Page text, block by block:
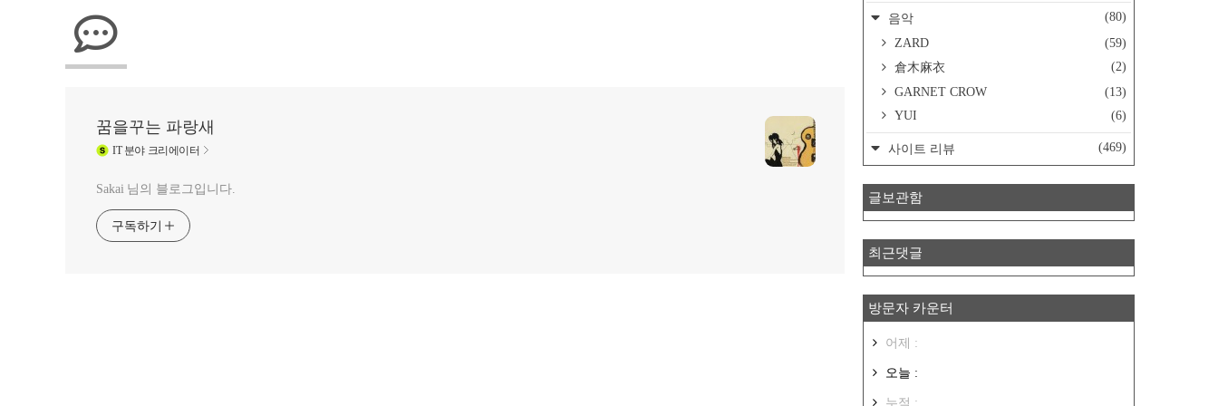
꿈을꾸는 파랑새
IT분야 크리에이터
Sakai 님의 블로그입니다.
구독하기
음악
(80)
ZARD
(59)
倉木麻衣
(2)
GARNET CROW
(13)
YUI
(6)
사이트 리뷰 (469)
글보관함
최근댓글
방문자 카운터
어제 :
오늘 :
누적 :